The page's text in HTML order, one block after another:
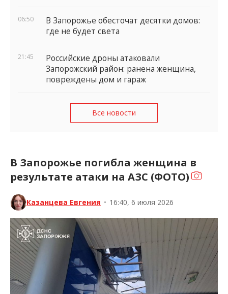
06:50
В Запорожье обесточат десятки домов:
где не будет света
21:45
Российские дроны атаковали
Запорожский район: ранена женщина,
повреждены дом и гараж
Все новости
В Запорожье погибла женщина в
результате атаки на АЗС (ФОТО)
Казанцева Евгения • 16:40, 6 июля 2026